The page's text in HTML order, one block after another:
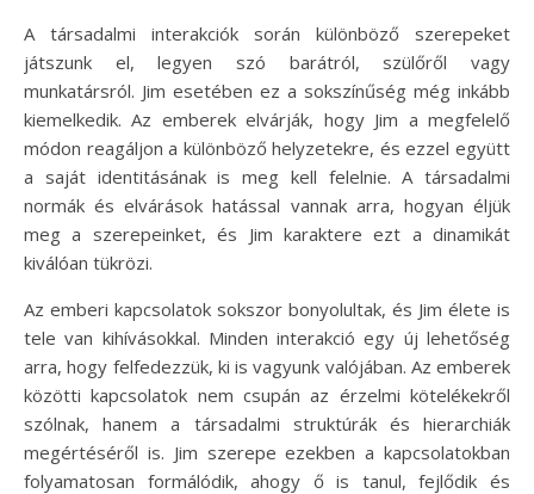
A társadalmi interakciók során különböző szerepeket
játszunk el, legyen szó barátról, szülőről vagy
munkatársról. Jim esetében ez a sokszínűség még inkább
kiemelkedik. Az emberek elvárják, hogy Jim a megfelelő
módon reagáljon a különböző helyzetekre, és ezzel együtt
a saját identitásának is meg kell felelnie. A társadalmi
normák és elvárások hatással vannak arra, hogyan éljük
meg a szerepeinket, és Jim karaktere ezt a dinamikát
kiválóan tükrözi.
Az emberi kapcsolatok sokszor bonyolultak, és Jim élete is
tele van kihívásokkal. Minden interakció egy új lehetőség
arra, hogy felfedezzük, ki is vagyunk valójában. Az emberek
közötti kapcsolatok nem csupán az érzelmi kötelékekről
szólnak, hanem a társadalmi struktúrák és hierarchiák
megértéséről is. Jim szerepe ezekben a kapcsolatokban
folyamatosan formálódik, ahogy ő is tanul, fejlődik és